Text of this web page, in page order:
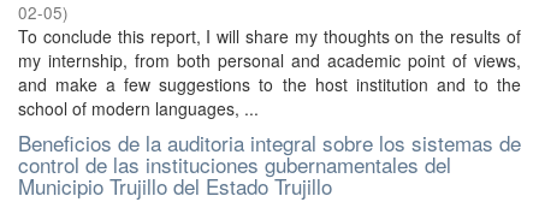
02-05)
To conclude this report, I will share my thoughts on the results of
my internship, from both personal and academic point of views,
and make a few suggestions to the host institution and to the
school of modern languages, ...
Beneficios de la auditoria integral sobre los sistemas de
control de las instituciones gubernamentales del
Municipio Trujillo del Estado Trujillo